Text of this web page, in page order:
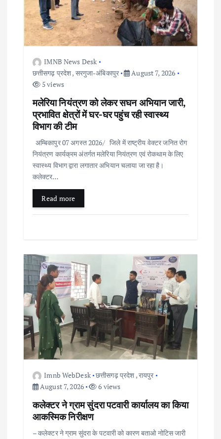
IMNB News Desk
छत्तीसगढ़ प्रदेश, सरगुजा-अंबिकापुर
August 7, 2026
5 views
मलेरिया नियंत्रण को लेकर सघन अभियान जारी,
प्रभावित क्षेत्रों में घर-घर पहुंच रही स्वास्थ्य
विभाग की टीम
अम्बिकापुर 07 अगस्त 2026/ जिले में राष्ट्रीय वेक्टर जनित रोग
नियंत्रण कार्यक्रम अंतर्गत मलेरिया नियंत्रण एवं रोकथाम के लिए
स्वास्थ्य विभाग द्वारा लगातार अभियान चलाया जा रहा है।
कलेक्टर…
Read more
Imnb WebDesk छत्तीसगढ़ प्रदेश ,रायपुर
August 7, 2026
6 views
कलेक्टर ने ग्राम सुंदरा पटवारी कार्यालय का किया
आकस्मिक निरीक्षण
– कलेक्टर ने ग्राम सुंदरा के पटवारी को कारण बताओ नोटिस जारी